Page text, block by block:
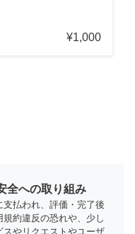
¥1,000
全への取り組み
払われ、評価・完了後
約違反の恐れや、少し
やリクエストやユーザ